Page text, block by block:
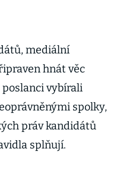
mediální
hnát věc
vybírali
spolky,
práv kandidátů
splňují.